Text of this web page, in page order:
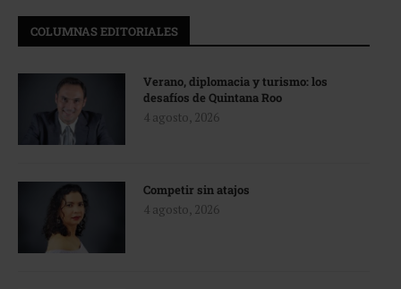
COLUMNAS EDITORIALES
Verano, diplomacia y turismo: los
desafíos de Quintana Roo
4 agosto, 2026
Competir sin atajos
4 agosto, 2026